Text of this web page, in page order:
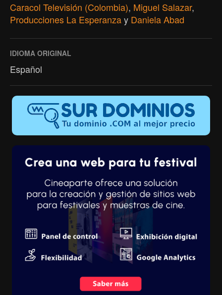
Caracol Televisión (Colombia), Miguel Salazar,
Producciones La Esperanzay Daniela Abad
IDIOMA ORIGINAL
Español